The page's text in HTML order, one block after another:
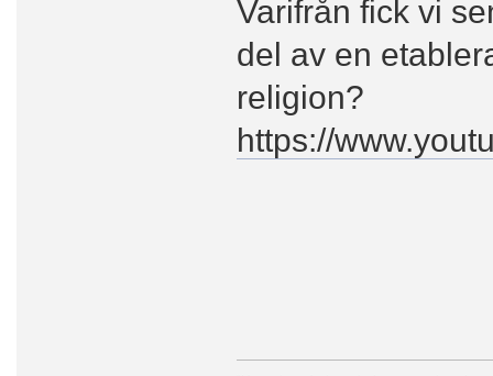
Varifrån fick vi
del av en
religion?
https://